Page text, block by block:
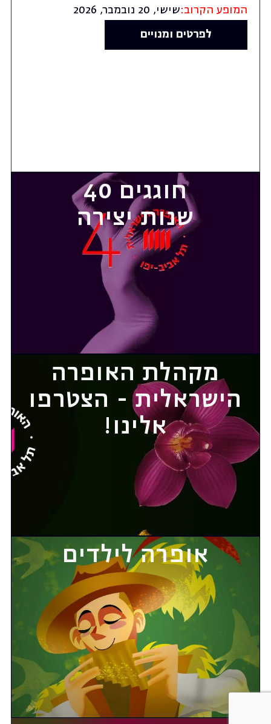
המופע הקרוב:שישי, 20 נובמבר, 2026
לפרטים ומנויים
חוגגים 40
שנות יצירה
מקהלת האופרה
הישראלית - הצטרפו
אלינו!
אופרה לילדים